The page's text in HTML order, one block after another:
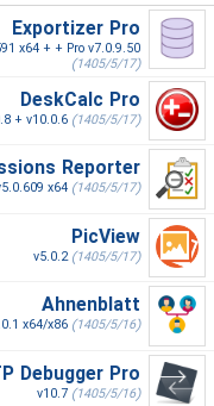
Exportizer Pro
x64 + + Pro v7.0.9.50
(1405/5/17)
DeskCalc Pro
+ v10.0.6 (1405/5/17)
Reporter
x64 (1405/5/17)
PicView
v5.0.2(1405/5/17)
Ahnenblatt
x64/x86 (1405/5/16)
Debugger Pro
v10.7 (1405/5/16)